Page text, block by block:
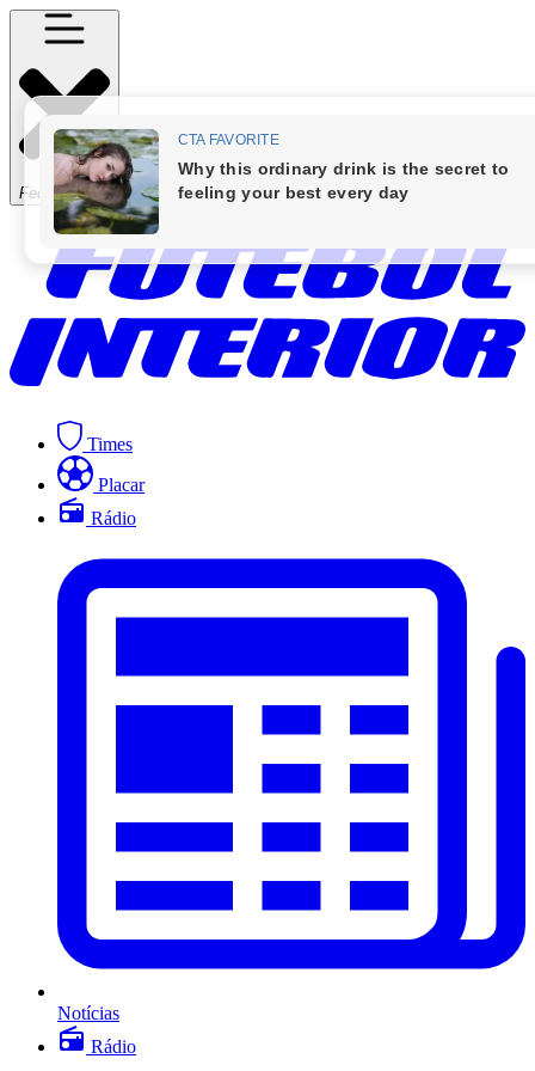
Fechar Menu
Times
Placar
Rádio
Notícias
Rádio